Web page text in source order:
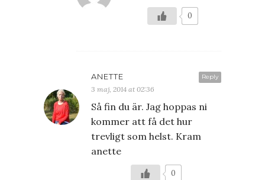
0
Reply
ANETTE
3 maj, 2014 at 02:36
Så fin du är. Jag hoppas ni
kommer att få det hur
trevligt som helst. Kram
anette
0